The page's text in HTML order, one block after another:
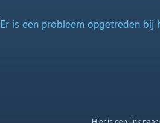
Er is een probleem opgetreden bij